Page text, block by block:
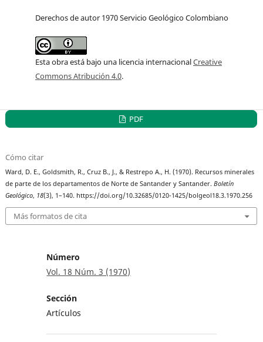
Derechos de autor 1970 Servicio Geológico Colombiano
Esta obra está bajo una licencia internacionalCreative
Commons Atribución 4.0.
PDF
Cómo citar
Ward, D. E., Goldsmith, R., Cruz B., J., & Restrepo A., H. (1970). Recursos minerales
de parte de los departamentos de Norte de Santander y Santander.Boletín
Geológico, 18(3), 1–140. https://doi.org/10.32685/0120-1425/bolgeol18.3.1970.256
Más formatos de cita
Número
Vol. 18 Núm. 3 (1970)
Sección
Artículos